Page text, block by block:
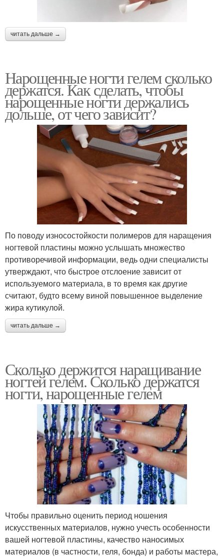
читать дальше →
Нарощенные ногти гелем сколько
держатся. Как сделать, чтобы
нарощенные ногти держались
дольше, от чего зависит?
По поводу износостойкости полимеров для наращения
ногтевой пластины можно услышать множество
противоречивой информации, ведь одни специалисты
утверждают, что быстрое отслоение зависит от
используемого материала, в то время как другие
считают, будто всему виной повышенное выделение
жира кутикулой.
читать дальше →
Сколько держится наращивание
ногтей гелем. Сколько держатся
ногти, нарощенные гелем
Чтобы правильно оценить период ношения
искусственных материалов, нужно учесть особенности
вашей ногтевой пластины, качество наносимых
материалов (в частности, геля, бонда) и работы мастера,